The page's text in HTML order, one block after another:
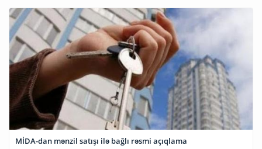
MİDA-dan mənzil satışı ilə bağlı rəsmi açıqlama